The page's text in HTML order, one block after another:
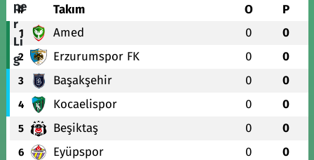
# Takım O P
1 Amed 0 0
2 Erzurumspor FK 0 0
3 Başakşehir 0 0
4 Kocaelispor 0 0
5 Beşiktaş 0 0
6 Eyüpspor 0 0